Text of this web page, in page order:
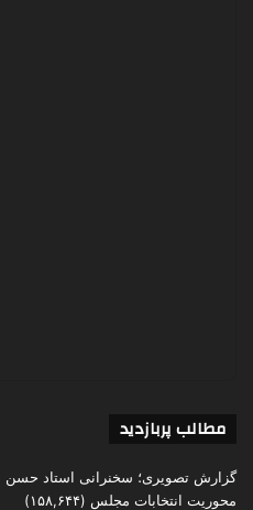
مطالب پربازدید
گزارش تصویری؛ سخنرانی استاد حسن
محوریت انتخابات مجلس (۱۵۸,۶۴۴)